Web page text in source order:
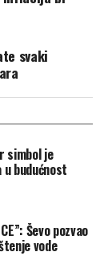
svaki
simbol je
budućnost
Ševo pozvao
vode